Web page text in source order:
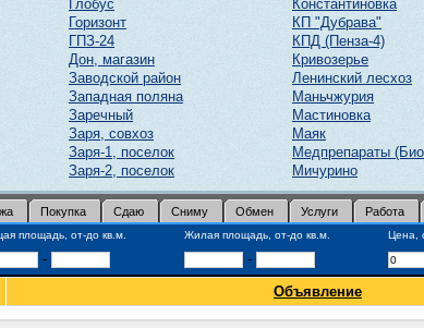
Глобус
Горизонт
ГПЗ-24
Дон, магазин
Заводской район
Западная поляна
Заречный
Заря, совхоз
Заря-1, поселок
Заря-2, поселок
Константиновка
КП "Дубрава"
КПД (Пенза-4)
Кривозерье
Ленинский лесхоз
Маньчжурия
Мастиновка
Маяк
Медпрепараты
Мичурино
Покупка Сдаю Сниму Обмен Услуги Работа
площадь, от-до кв.м. Жилая площадь, от-до кв.м. Цена,
- -
Объявление